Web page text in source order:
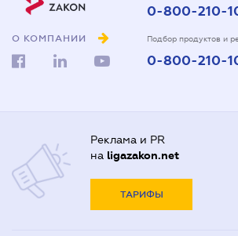
О КОМПАНИИ
0-800-210-
Подбор продуктов и
0-800-210-
Реклама и PR
на ligazakon.net
ТАРИФЫ